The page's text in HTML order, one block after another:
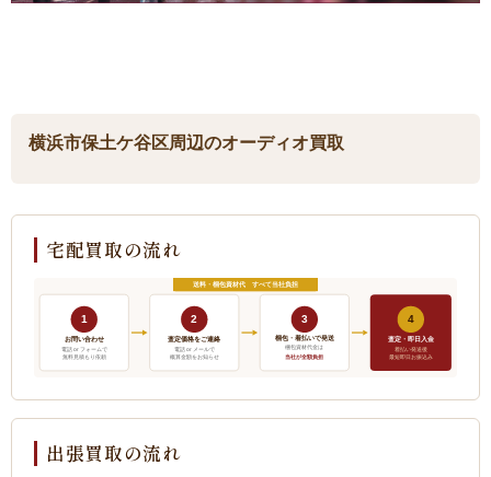
横浜市保土ケ谷区周辺のオーディオ買取
宅配買取の流れ
送料・梱包資材代 すべて当社負担
1
お問い合わせ
電話 or フォームで
無料見積もり依頼
2
査定価格をご連絡
電話 or メールで
概算金額をお知らせ
3
梱包・着払いで発送
梱包資材代金は
当社が全額負担
4
査定・即日入金
着払い発送後
最短即日お振込み
出張買取の流れ